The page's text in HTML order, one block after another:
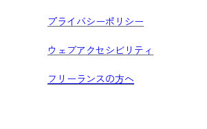
プライバシーポリシー
ウェブアクセシビリティ
フリーランスの方へ